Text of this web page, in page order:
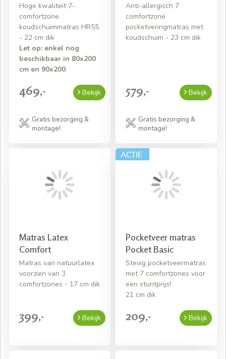
Hoge kwaliteit 7-
comfortzone
koudschuimmatras HR55
- 22 cm dik
Let op: enkel nog
beschikbaar in 80x200
cm en 90x200
469,- Bekijk
Gratis bezorging &
montage!
Anti-allergisch 7
comfortzone
pocketveringmatras met
koudschuim - 23 cm dik
579,- Bekijk
Gratis bezorging &
montage!
Matras Latex
Comfort
Matras van natuurlatex
voorzien van 3
comfortzones - 17 cm dik
399,- Bekijk
Pocketveer matras
Pocket Basic
Stevig pocketveermatras
met 7 comfortzones voor
een stuntprijs!
21 cm dik
209,- Bekijk